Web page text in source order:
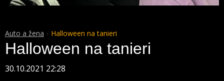
Auto a žena Halloween na tanieri
Halloween na tanieri
30.10.2021 22:28